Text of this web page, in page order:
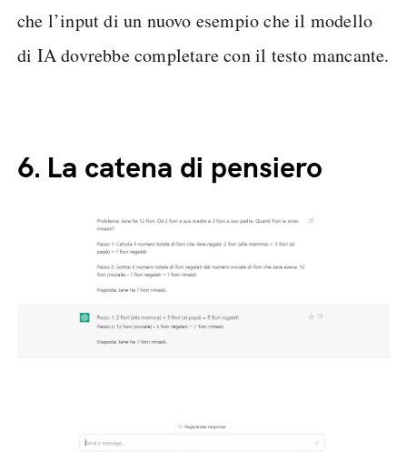
che l’input di un nuovo esempio che il modello
di IA dovrebbe completare con il testo mancante.
6. La catena di pensiero